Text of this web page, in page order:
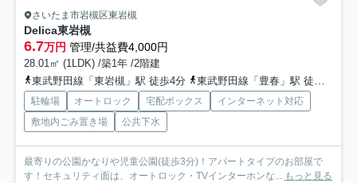
さいたま市岩槻区東岩槻
Delica東岩槻
6.7万円 管理/共益費4,000円
28.01㎡ (1LDK) /築1年 /2階建
東武野田線「東岩槻」駅 徒歩4分
東武野田線「豊春」駅 徒歩23分
駐輪場 オートロック 宅配ボックス
インターネット対応
敷地内ごみ置き場
公共下水
最寄りの公園かなりや児童公園(徒歩3分)！アパートタイプのお部屋で
す！セキュリティ面は、オートロック・TVインターホンな... もっと見る